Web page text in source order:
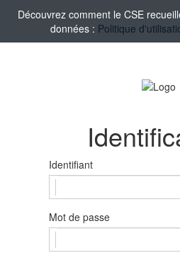
Découvrez comment le CSE
données : Politique
Identifiant
Mot de passe